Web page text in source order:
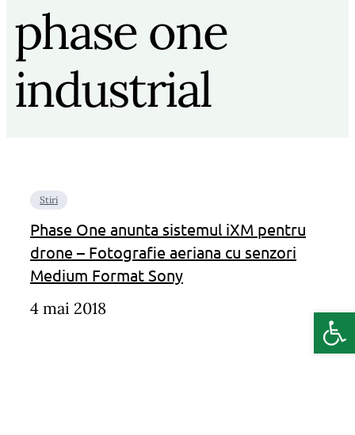
phase one
industrial
Stiri
Phase One anunta sistemul iXM pentru
drone – Fotografie aeriana cu senzori
Medium Format Sony
4 mai 2018